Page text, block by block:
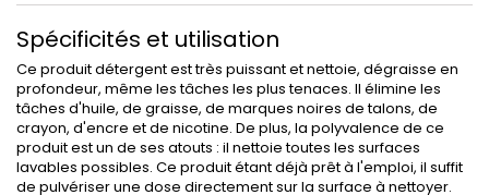
Spécificités et utilisation
Ce produit détergent est très puissant et nettoie, dégraisse en
profondeur, même les tâches les plus tenaces. Il élimine les
tâches d'huile, de graisse, de marques noires de talons, de
crayon, d'encre et de nicotine. De plus, la polyvalence de ce
produit est un de ses atouts : il nettoie toutes les surfaces
lavables possibles. Ce produit étant déjà prêt à l'emploi, il suffit
de pulvériser une dose directement sur la surface à nettoyer.